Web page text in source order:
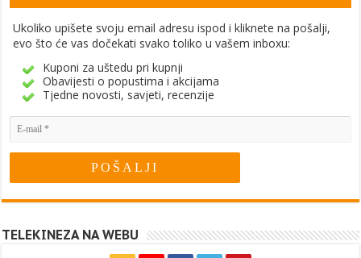
Ukoliko upišete svoju email adresu ispod i kliknete na pošalji,
evo što će vas dočekati svako toliko u vašem inboxu:
Kuponi za uštedu pri kupnji
Obavijesti o popustima i akcijama
Tjedne novosti, savjeti, recenzije
TELEKINEZA NA WEBU